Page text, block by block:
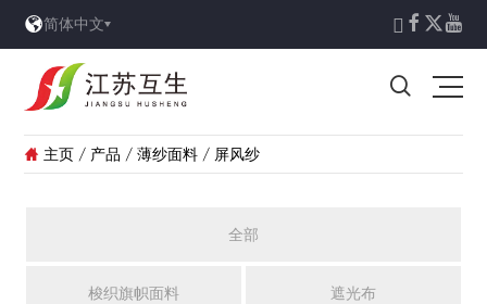
简体中文    

 主页 / 产品 / 薄纱面料 / 屏风纱
全部
梭织旗帜面料 遮光布